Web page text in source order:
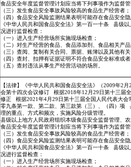
食品安全年度监督管理计划应当将下列事项作为监督
（三）发生食品安全事故风险较高的食品生产经营者；
（四）食品安全风险监测结果表明可能存在食品安全
《中华人民共和国食品安全法》第一百一十条
县级以
况进行监督检查：
（一）进入生产经营场所实施现场检查；
（二）对生产经营的食品、食品添加剂、食品相关产
（三）查阅、复制有关合同、票据、账簿以及其他有
（四）查封、扣押有证据证明不符合食品安全标准或
（五）查封违法从事生产经营活动的场所。
【法律】《中华人民共和国食品安全法》（2009年2
会第十四次会议修订
根据2018年12月29日第十三届
修正
根据2021年4月29日第十三届全国人民代表大
零九条第一款、第二款、第三款第（三）、（四）项
理的重点、方式和频次，实施风险分级管理。
县级以上地方人民政府组织本级食品安全监督管理、
食品安全年度监督管理计划应当将下列事项作为监督
（三）发生食品安全事故风险较高的食品生产经营者；
（四）食品安全风险监测结果表明可能存在食品安全
《中华人民共和国食品安全法》第一百一十条
县级以
况进行监督检查：
（一）进入生产经营场所实施现场检查；